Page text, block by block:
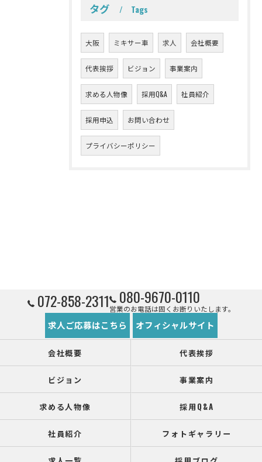
タグ Tags
大阪 ミキサー車 求人 会社概要
代表挨拶 ビジョン 事業案内
求める人物像 採用Q&A 社員紹介
採用申込 お問い合わせ
プライバシーポリシー
072-858-2311 080-9670-0110
営業のお電話は固くお断りいたします。
求人ご応募はこちら オフィシャルサイト
会社概要 代表挨拶
ビジョン 事業案内
求める人物像 採用Q&A
社員紹介 フォトギャラリー